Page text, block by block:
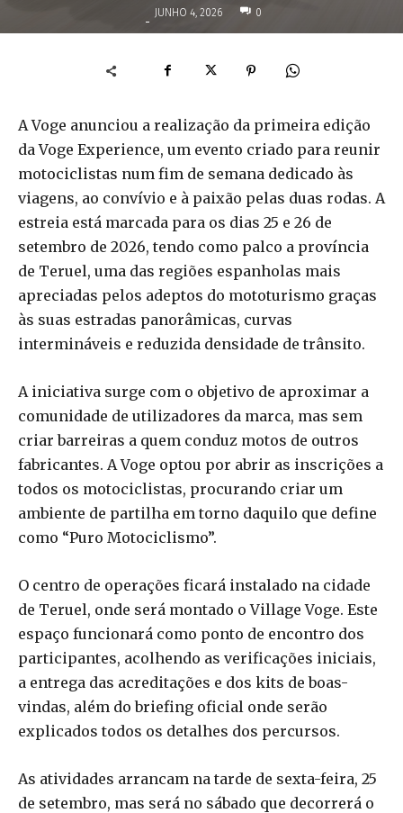
- JUNHO 4, 2026 0
A Voge anunciou a realização da primeira edição
da Voge Experience, um evento criado para reunir
motociclistas num fim de semana dedicado às
viagens, ao convívio e à paixão pelas duas rodas. A
estreia está marcada para os dias 25 e 26 de
setembro de 2026, tendo como palco a província
de Teruel, uma das regiões espanholas mais
apreciadas pelos adeptos do mototurismo graças
às suas estradas panorâmicas, curvas
intermináveis e reduzida densidade de trânsito.
A iniciativa surge com o objetivo de aproximar a
comunidade de utilizadores da marca, mas sem
criar barreiras a quem conduz motos de outros
fabricantes. A Voge optou por abrir as inscrições a
todos os motociclistas, procurando criar um
ambiente de partilha em torno daquilo que define
como “Puro Motociclismo”.
O centro de operações ficará instalado na cidade
de Teruel, onde será montado o Village Voge. Este
espaço funcionará como ponto de encontro dos
participantes, acolhendo as verificações iniciais,
a entrega das acreditações e dos kits de boas-
vindas, além do briefing oficial onde serão
explicados todos os detalhes dos percursos.
As atividades arrancam na tarde de sexta-feira, 25
de setembro, mas será no sábado que decorrerá o